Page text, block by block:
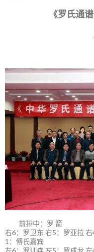
《罗氏通
前排中：罗 箭
右6：罗卫东 右5：罗亚拉
1：傅氏嘉宾